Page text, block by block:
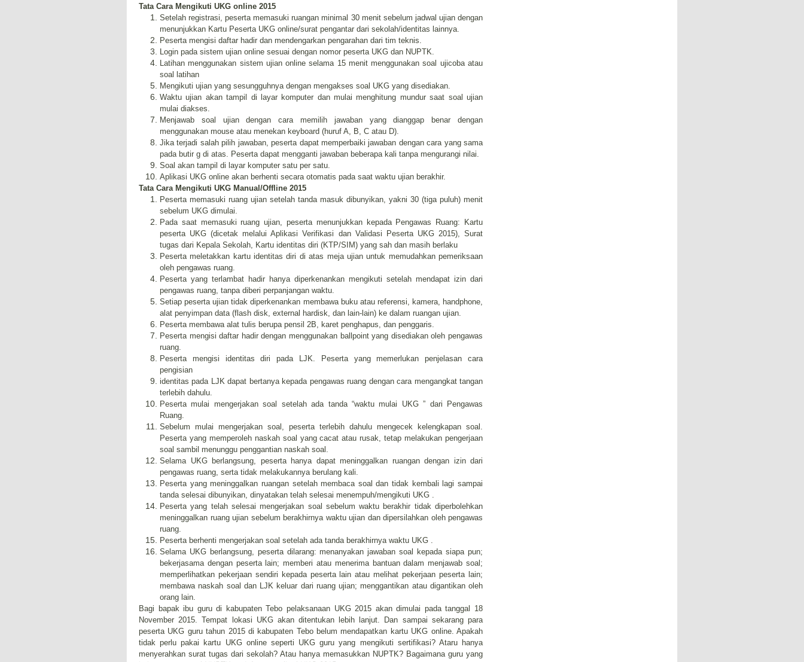
Tata Cara Mengikuti UKG online 2015
Setelah registrasi, peserta memasuki ruangan minimal 30 menit sebelum jadwal ujian dengan
menunjukkan Kartu Peserta UKG online/surat pengantar dari sekolah/identitas lainnya.
Peserta mengisi daftar hadir dan mendengarkan pengarahan dari tim teknis.
Login pada sistem ujian online sesuai dengan nomor peserta UKG dan NUPTK.
Latihan menggunakan sistem ujian online selama 15 menit menggunakan soal ujicoba atau
soal latihan
Mengikuti ujian yang sesungguhnya dengan mengakses soal UKG yang disediakan.
Waktu ujian akan tampil di layar komputer dan mulai menghitung mundur saat soal ujian
mulai diakses.
Menjawab soal ujian dengan cara memilih jawaban yang dianggap benar dengan
menggunakan mouse atau menekan keyboard (huruf A, B, C atau D).
Jika terjadi salah pilih jawaban, peserta dapat memperbaiki jawaban dengan cara yang sama
pada butir g di atas. Peserta dapat mengganti jawaban beberapa kali tanpa mengurangi nilai.
Soal akan tampil di layar komputer satu per satu.
Aplikasi UKG online akan berhenti secara otomatis pada saat waktu ujian berakhir.
Tata Cara Mengikuti UKG Manual/Offline 2015
Peserta memasuki ruang ujian setelah tanda masuk dibunyikan, yakni 30 (tiga puluh) menit
sebelum UKG dimulai.
Pada saat memasuki ruang ujian, peserta menunjukkan kepada Pengawas Ruang: Kartu
peserta UKG (dicetak melalui Aplikasi Verifikasi dan Validasi Peserta UKG 2015), Surat
tugas dari Kepala Sekolah, Kartu identitas diri (KTP/SIM) yang sah dan masih berlaku
Peserta meletakkan kartu identitas diri di atas meja ujian untuk memudahkan pemeriksaan
oleh pengawas ruang.
Peserta yang terlambat hadir hanya diperkenankan mengikuti setelah mendapat izin dari
pengawas ruang, tanpa diberi perpanjangan waktu.
Setiap peserta ujian tidak diperkenankan membawa buku atau referensi, kamera, handphone,
alat penyimpan data (flash disk, external hardisk, dan lain-lain) ke dalam ruangan ujian.
Peserta membawa alat tulis berupa pensil 2B, karet penghapus, dan penggaris.
Peserta mengisi daftar hadir dengan menggunakan ballpoint yang disediakan oleh pengawas
ruang.
Peserta mengisi identitas diri pada LJK. Peserta yang memerlukan penjelasan cara
pengisian
identitas pada LJK dapat bertanya kepada pengawas ruang dengan cara mengangkat tangan
terlebih dahulu.
Peserta mulai mengerjakan soal setelah ada tanda “waktu mulai UKG ” dari Pengawas
Ruang.
Sebelum mulai mengerjakan soal, peserta terlebih dahulu mengecek kelengkapan soal.
Peserta yang memperoleh naskah soal yang cacat atau rusak, tetap melakukan pengerjaan
soal sambil menunggu penggantian naskah soal.
Selama UKG berlangsung, peserta hanya dapat meninggalkan ruangan dengan izin dari
pengawas ruang, serta tidak melakukannya berulang kali.
Peserta yang meninggalkan ruangan setelah membaca soal dan tidak kembali lagi sampai
tanda selesai dibunyikan, dinyatakan telah selesai menempuh/mengikuti UKG .
Peserta yang telah selesai mengerjakan soal sebelum waktu berakhir tidak diperbolehkan
meninggalkan ruang ujian sebelum berakhirnya waktu ujian dan dipersilahkan oleh pengawas
ruang.
Peserta berhenti mengerjakan soal setelah ada tanda berakhirnya waktu UKG .
Selama UKG berlangsung, peserta dilarang: menanyakan jawaban soal kepada siapa pun;
bekerjasama dengan peserta lain; memberi atau menerima bantuan dalam menjawab soal;
memperlihatkan pekerjaan sendiri kepada peserta lain atau melihat pekerjaan peserta lain;
membawa naskah soal dan LJK keluar dari ruang ujian; menggantikan atau digantikan oleh
orang lain.
Bagi bapak ibu guru di kabupaten Tebo pelaksanaan UKG 2015 akan dimulai pada tanggal 18
November 2015. Tempat lokasi UKG akan ditentukan lebih lanjut. Dan sampai sekarang para
peserta UKG guru tahun 2015 di kabupaten Tebo belum mendapatkan kartu UKG online. Apakah
tidak perlu pakai kartu UKG online seperti UKG guru yang mengikuti sertifikasi? Ataru hanya
menyerahkan surat tugas dari sekolah? Atau hanya memasukkan NUPTK? Bagaimana guru yang